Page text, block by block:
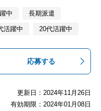
中 長期派遣
活躍中 20代活躍中
応募する
更新日：2024年11月26日
有効期限：2024年01月08日